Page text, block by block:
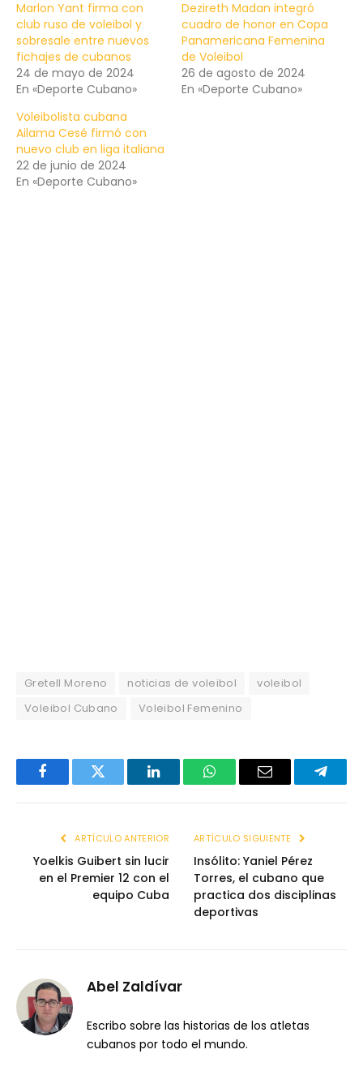
Marlon Yant firma con
club ruso de voleibol y
sobresale entre nuevos
fichajes de cubanos
24 de mayo de 2024
En «Deporte Cubano»
Dezireth Madan integró
cuadro de honor en Copa
Panamericana Femenina
de Voleibol
26 de agosto de 2024
En «Deporte Cubano»
Voleibolista cubana
Ailama Cesé firmó con
nuevo club en liga italiana
22 de junio de 2024
En «Deporte Cubano»
Gretell Moreno noticias de voleibol
voleibol
Voleibol Cubano
Voleibol Femenino
FacebookTwitter LinkedInWhatsAppEmail
ARTÍCULO ANTERIOR
Yoelkis Guibert sin lucir
en el Premier 12 con el
equipo Cuba
ARTÍCULO SIGUIENTE
Insólito: Yaniel Pérez
Torres, el cubano que
practica dos disciplinas
deportivas
Abel Zaldívar
Escribo sobre las historias de los atletas
cubanos por todo el mundo.